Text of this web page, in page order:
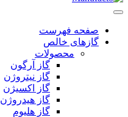
صفحه فهرست
گازهای خالص
محصولات
گاز آرگون
گاز نیتروژن
گاز اکسیژن
گاز هیدروژن
گاز هلیوم